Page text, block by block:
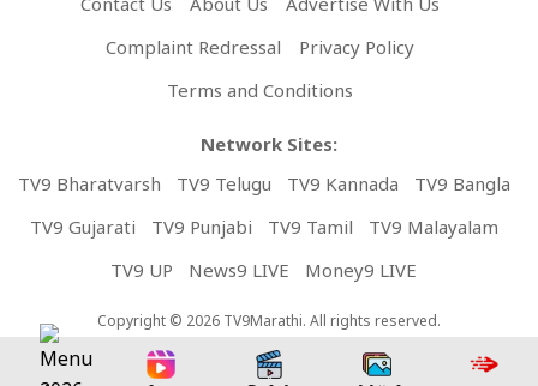
Complaint Redressal
Privacy Policy
Terms and Conditions
Network Sites:
TV9 Bharatvarsh
TV9 Telugu TV9 Kannada
TV9 Bangla
TV9 Gujarati
TV9 Punjabi TV9 Tamil
TV9 Malayalam
TV9 UP
News9 LIVE Money9 LIVE
Copyright © 2026 TV9Marathi. All rights reserved.